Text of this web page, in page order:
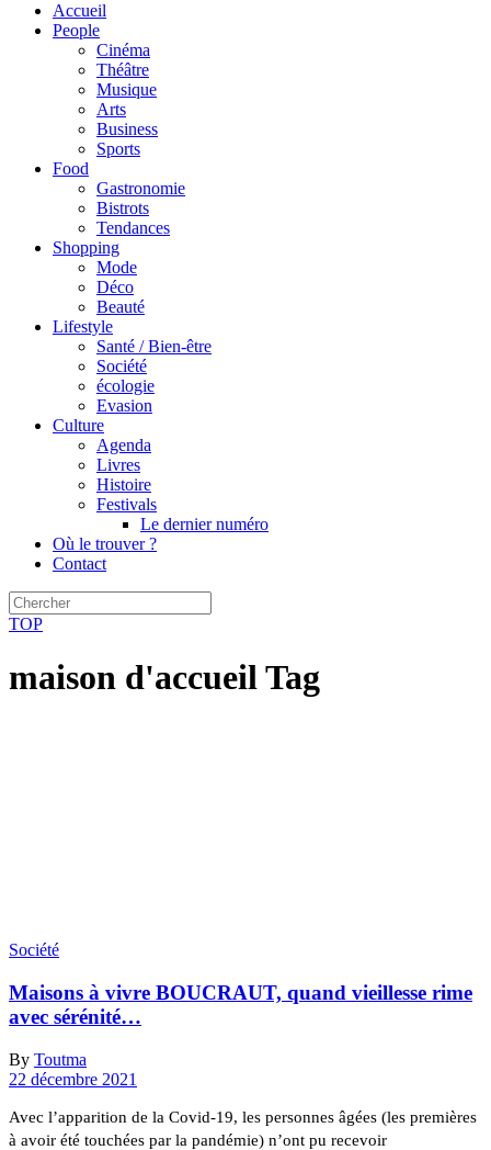
Accueil
People
Cinéma
Théâtre
Musique
Arts
Business
Sports
Food
Gastronomie
Bistrots
Tendances
Shopping
Mode
Déco
Beauté
Lifestyle
Santé / Bien-être
Société
écologie
Evasion
Culture
Agenda
Livres
Histoire
Festivals
Le dernier numéro
Où le trouver ?
Contact
TOP
maison d'accueil Tag
Société
Maisons à vivre BOUCRAUT, quand vieillesse rime
avec sérénité…
By Toutma
22 décembre 2021
Avec l’apparition de la Covid-19, les personnes âgées (les premières
à avoir été touchées par la pandémie) n’ont pu recevoir